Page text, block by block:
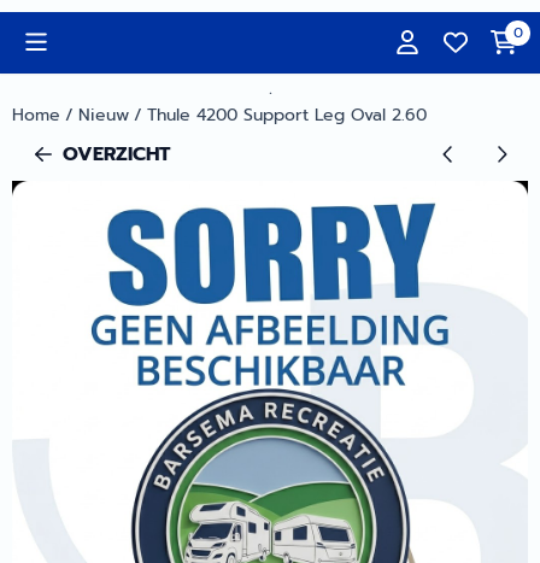
0
.
Home / Nieuw/ Thule 4200 Support Leg Oval 2.60
OVERZICHT